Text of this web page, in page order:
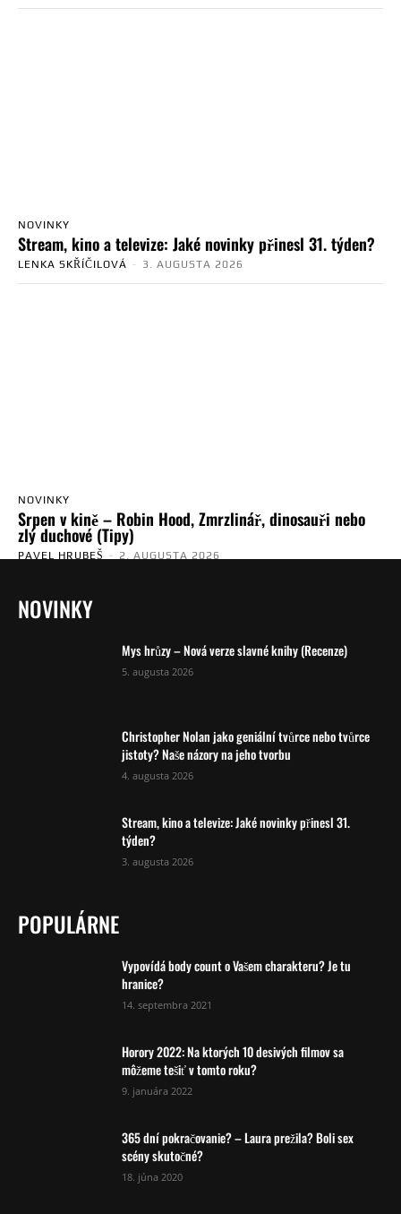
NOVINKY
Stream, kino a televize: Jaké novinky přinesl 31. týden?
LENKA SKŘÍČILOVÁ - 3. AUGUSTA 2026
NOVINKY
Srpen v kině – Robin Hood, Zmrzlinář, dinosauři nebo
zlý duchové (Tipy)
PAVEL HRUBEŠ - 2. AUGUSTA 2026
NOVINKY
Mys hrůzy – Nová verze slavné knihy (Recenze)
5. augusta 2026
Christopher Nolan jako geniální tvůrce nebo tvůrce
jistoty? Naše názory na jeho tvorbu
4. augusta 2026
Stream, kino a televize: Jaké novinky přinesl 31.
týden?
3. augusta 2026
POPULÁRNE
Vypovídá body count o Vašem charakteru? Je tu
hranice?
14. septembra 2021
Horory 2022: Na ktorých 10 desivých filmov sa
môžeme tešiť v tomto roku?
9. januára 2022
365 dní pokračovanie? – Laura prežila? Boli sex
scény skutočné?
18. júna 2020